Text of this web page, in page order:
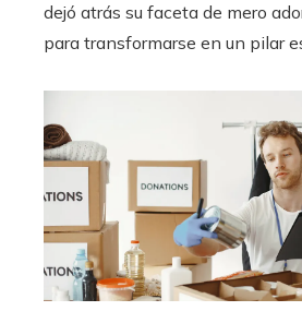
dejó atrás su faceta de mero
para transformarse en un pilar